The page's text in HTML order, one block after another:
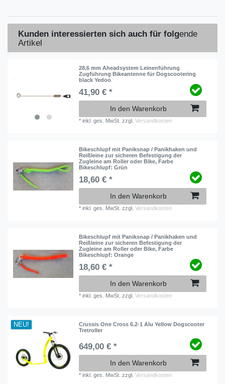
Kunden interessierten sich auch für folgende
Artikel
28,6 mm Aheadsystem Leinenführung
Zugführung Bikeantenne für Dogscootering
black Yedoo
41,90 € *
In den Warenkorb
*inkl. ges. MwSt. zzgl.Versandkosten
Bikeschlupf mit Paniksnap / Panikhaken und
Reißleine zur sicheren Befestigung der
Zugleine am Roller oder Bike, Farbe
Bikeschlupf: Grün
18,60 € *
In den Warenkorb
*inkl. ges. MwSt. zzgl.Versandkosten
Bikeschlupf mit Paniksnap / Panikhaken und
Reißleine zur sicheren Befestigung der
Zugleine am Roller oder Bike, Farbe
Bikeschlupf: Orange
18,60 € *
In den Warenkorb
*inkl. ges. MwSt. zzgl.Versandkosten
NEU!
Crussis One Cross 6.2-1 Alu Yellow Dogscooter
Tretroller
649,00 € *
In den Warenkorb
*inkl. ges. MwSt. zzgl.Versandkosten